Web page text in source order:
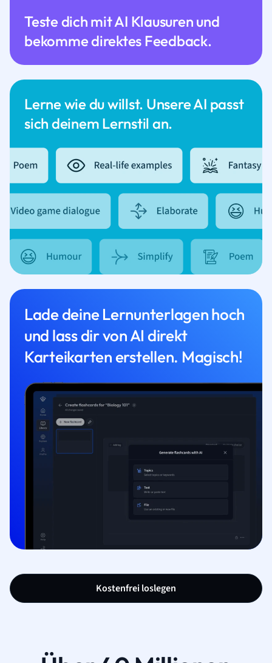
Lerne wie du willst. Unsere AI passt
sich deinem Lernstil an.
Teste dich mit AI Klausuren und
bekomme direktes Feedback.
Lade deine Lernunterlagen hoch
und lass dir von AI direkt
Karteikarten erstellen. Magisch!
Kostenfrei loslegen